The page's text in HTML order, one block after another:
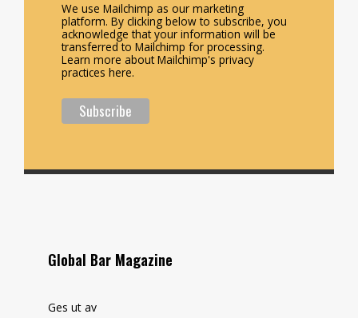
We use Mailchimp as our marketing
platform. By clicking below to subscribe, you
acknowledge that your information will be
transferred to Mailchimp for processing.
Learn more about Mailchimp's privacy
practices here.
Global Bar Magazine
Ges ut av